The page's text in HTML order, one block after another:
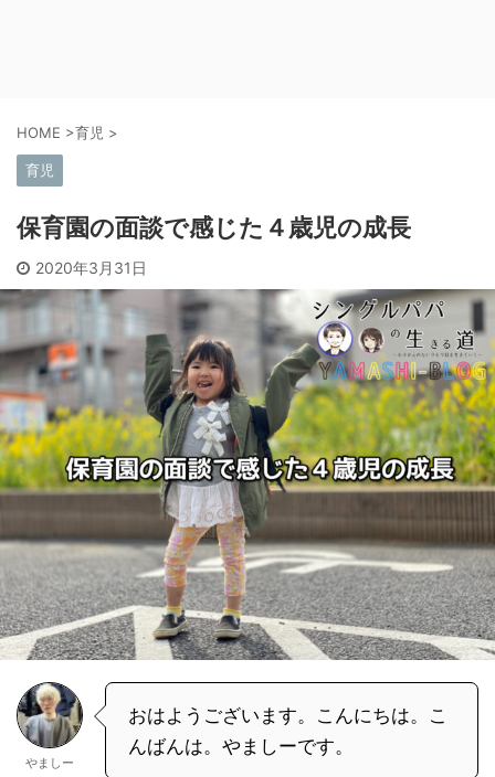
HOME >育児 >
育児
保育園の面談で感じた４歳児の成長
2020年3月31日
やましー
おはようございます。こんにちは。こ
んばんは。やましーです。